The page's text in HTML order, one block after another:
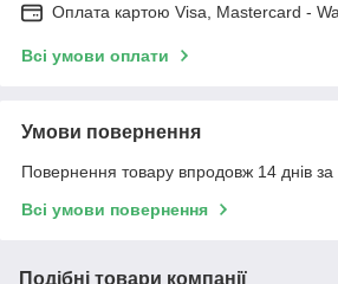
Оплата картою Visa, Mastercard -
Всі умови оплати
Умови повернення
Повернення товару впродовж 14 днів за
Всі умови повернення
Подібні товари компанії